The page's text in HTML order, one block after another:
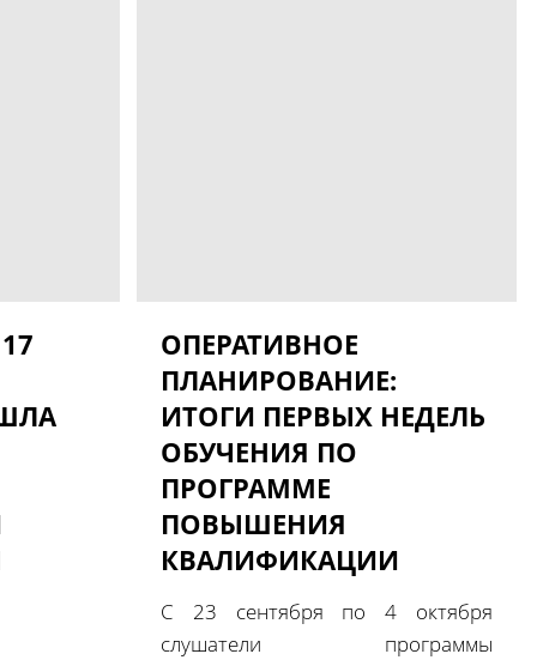
ОПЕРАТИВНОЕ
ПЛАНИРОВАНИЕ:
ИТОГИ ПЕРВЫХ НЕДЕЛЬ
ОБУЧЕНИЯ ПО
ПРОГРАММЕ
ПОВЫШЕНИЯ
КВАЛИФИКАЦИИ
С 23 сентября по 4 октября
слушатели программы